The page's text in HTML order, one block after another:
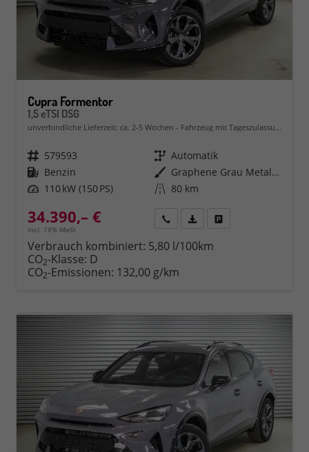
Cupra Formentor
1,5 eTSI DSG
unverbindliche Lieferzeit: ca. 2-5 Wochen Fahrzeug mit Tageszulassung
Fahrzeugnr. 579593 Getriebe Automatik
Kraftstoff Benzin Außenfarbe
Graphene Grau Metallic (R6)
Leistung 110 kW (150 PS) Kilometerstand 80 km
34.390,– €
incl. 19% MwSt.
Rückruf PDF-Datei, Fahrzeugexposé
Verbrauch kombiniert: 5,80 l/100km
CO2-Klasse: D
CO2-Emissionen: 132,00 g/km